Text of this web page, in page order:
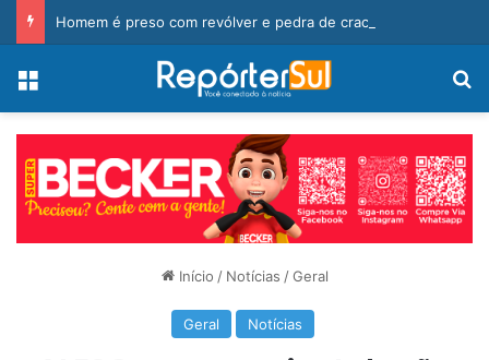
Menu
Início / Notícias / Geral
Geral Notícias